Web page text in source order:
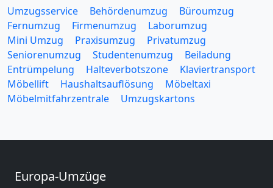
Umzugsservice Behördenumzug
Büroumzug
Fernumzug
Firmenumzug
Laborumzug
Mini Umzug
Praxisumzug
Privatumzug
Seniorenumzug
Studentenumzug
Beiladung
Entrümpelung
Halteverbotszone
Klaviertransport
Möbellift
Haushaltsauflösung
Möbeltaxi
Möbelmitfahrzentrale
Umzugskartons
Europa-Umzüge